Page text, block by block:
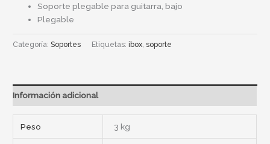
Soporte plegable para guitarra, bajo
Plegable
Categoría:Soportes Etiquetas:ibox,soporte
Información adicional
Peso 3 kg